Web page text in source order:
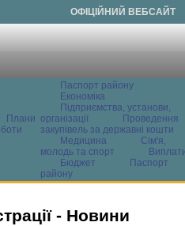
ОФІЦІЙНИЙ ВЕБСАЙТ
Плани
Паспорт району
Економіка
Підприємства, установи,
організації
Проведення
закупівель за державні кошти
Медицина
Сім'я,
молодь та спорт
Бюджет
Паспорт
району
- Новини